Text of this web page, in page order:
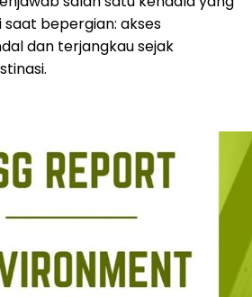
bepergian: akses
dan terjangkau sejak